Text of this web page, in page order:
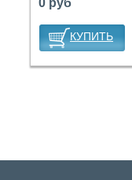
0 руб
КУПИТЬ